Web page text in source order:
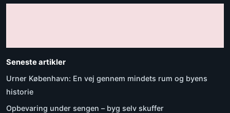
Seneste artikler
Urner København: En vej gennem mindets rum og byens
historie
Opbevaring under sengen – byg selv skuffer